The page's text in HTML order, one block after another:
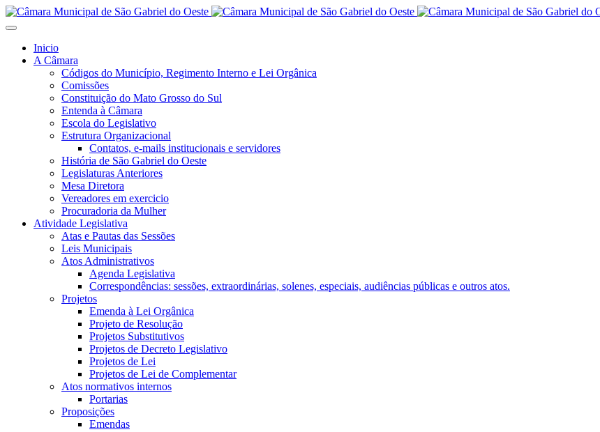
Inicio
A Câmara
Códigos do Município, Regimento Interno e Lei Orgânica
Comissões
Constituição do Mato Grosso do Sul
Entenda à Câmara
Escola do Legislativo
Estrutura Organizacional
Contatos, e-mails institucionais e servidores
História de São Gabriel do Oeste
Legislaturas Anteriores
Mesa Diretora
Vereadores em exercicio
Procuradoria da Mulher
Atividade Legislativa
Atas e Pautas das Sessões
Leis Municipais
Atos Administrativos
Agenda Legislativa
Correspondências: sessões, extraordinárias, solenes, especiais, audiências públicas e outros atos.
Projetos
Emenda à Lei Orgânica
Projeto de Resolução
Projetos Substitutivos
Projetos de Decreto Legislativo
Projetos de Lei
Projetos de Lei de Complementar
Atos normativos internos
Portarias
Proposições
Emendas